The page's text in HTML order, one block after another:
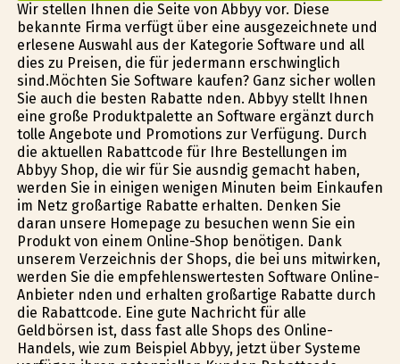
Wir stellen Ihnen die Seite von Abbyy vor. Diese
bekannte Firma verfügt über eine ausgezeichnete und
erlesene Auswahl aus der Kategorie Software und all
dies zu Preisen, die für jedermann erschwinglich
sind.Möchten Sie Software kaufen? Ganz sicher wollen
Sie auch die besten Rabatte finden. Abbyy stellt Ihnen
eine große Produktpalette an Software ergänzt durch
tolle Angebote und Promotions zur Verfügung. Durch
die aktuellen Rabattcode für Ihre Bestellungen im
Abbyy Shop, die wir für Sie ausfindig gemacht haben,
werden Sie in einigen wenigen Minuten beim Einkaufen
im Netz großartige Rabatte erhalten. Denken Sie
daran unsere Homepage zu besuchen wenn Sie ein
Produkt von einem Online-Shop benötigen. Dank
unserem Verzeichnis der Shops, die bei uns mitwirken,
werden Sie die empfehlenswertesten Software Online-
Anbieter finden und erhalten großartige Rabatte durch
die Rabattcode. Eine gute Nachricht für alle
Geldbörsen ist, dass fast alle Shops des Online-
Handels, wie zum Beispiel Abbyy, jetzt über Systeme